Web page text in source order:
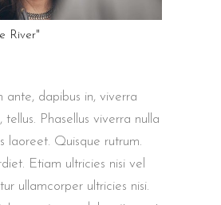
River"
ante, dapibus in, viverra
tellus. Phasellus viverra nulla
laoreet. Quisque rutrum.
Etiam ultricies nisi vel
ullamcorper ultricies nisi.